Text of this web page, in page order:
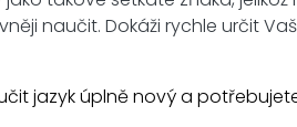
naučit. Dokáži rychle určit
jazyk úplně nový a